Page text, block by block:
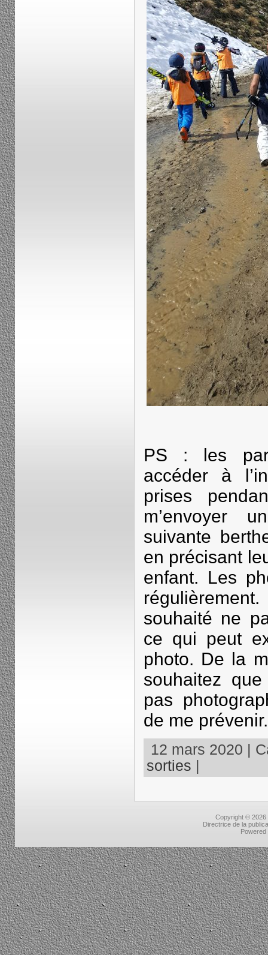
PS : les
accéder à
prises
m’envoyer
suivante
en précisant
enfant. Les
souhaité ne
ce qui peut
photo. De la
souhaitez
pas
de me prévenir.
12 mars 2020 |
sorties |
Copyright © 2026
Directrice de la